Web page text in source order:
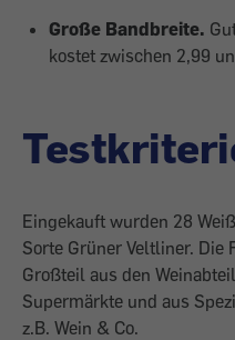
Große Bandbreite.
kostet zwischen 2,99
Eingekauft wurden 28
Sorte Grüner Veltliner. Die
Großteil aus den
Supermärkte und aus
z.B. Wein & Co.